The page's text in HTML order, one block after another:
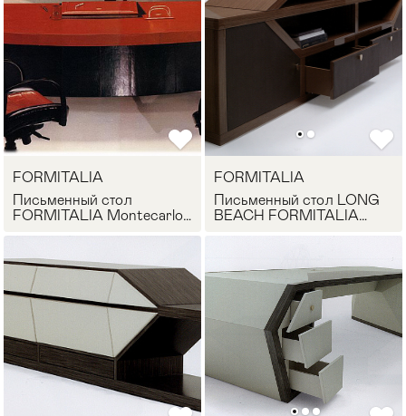
Мягкая мебель >
Кровати
Столы >
Хранение
Комоды и
Мебель
FORMITALIA
Письменный стол
FORMITALIA Montecarlo-
FORMITALIA
Письменный стол LONG
BEACH FORMITALIA